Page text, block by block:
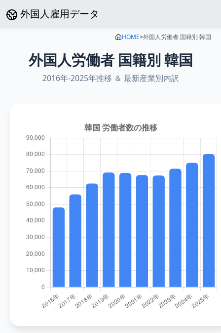
外国人雇用データ
HOME>外国人労働者 国籍別韓国
外国人労働者 国籍別韓国
2016年-2025年推移 ＆ 最新産業別内訳